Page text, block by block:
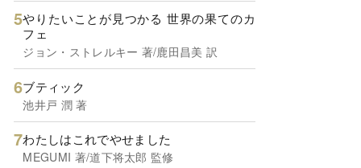
やりたいことが見つかる 世界の果てのカ
フェ
ジョン・ストレルキー 著/鹿田昌美 訳
ブティック
池井戸 潤 著
わたしはこれでやせました
MEGUMI 著/道下将太郎 監修